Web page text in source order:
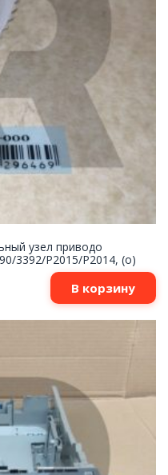
узел приводо
3392/P2015/P2014, (о)
В корзину